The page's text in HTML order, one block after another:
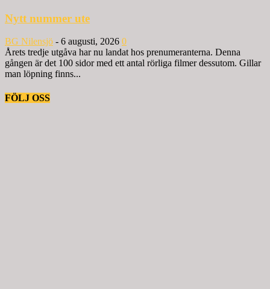
Nytt nummer ute
BG Nilensjö - 6 augusti, 2026 0
Årets tredje utgåva har nu landat hos prenumeranterna. Denna
gången är det 100 sidor med ett antal rörliga filmer dessutom. Gillar
man löpning finns...
FÖLJ OSS